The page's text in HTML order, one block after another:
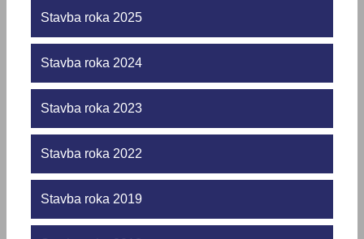
Stavba roka 2025
Stavba roka 2024
Stavba roka 2023
Stavba roka 2022
Stavba roka 2019